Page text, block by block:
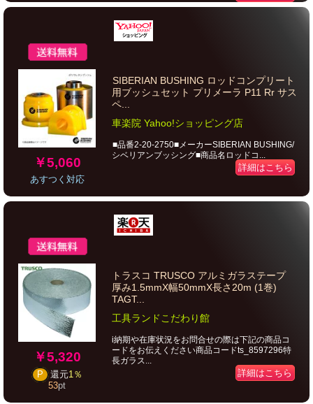
￥5,060
あすつく対応
SIBERIAN BUSHING ロッドコンプリート
用ブッシュセット プリメーラ P11 Rr サス
ペ...
車楽院 Yahoo!ショッピング店
■品番2-20-2750■メーカーSIBERIAN BUSHING/
シベリアンブッシング■商品名ロッドコ...
詳細はこちら
￥5,320
P 還元1％
53pt
トラスコ TRUSCO アルミガラステープ
厚み1.5mmX幅50mmX長さ20m (1巻)
TAGT...
工具ランドこだわり館
i納期や在庫状況をお問合せの際は下記の商品コ
ードをお伝えください商品コードts_8597296特
長ガラス...
詳細はこちら